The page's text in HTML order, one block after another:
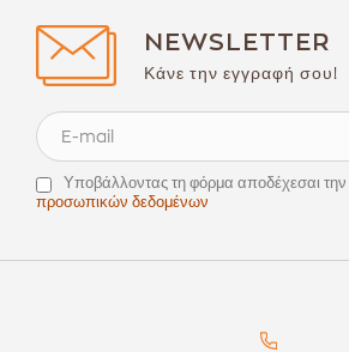
NEWSLETTER
Κάνε την εγγραφή σου!
Υποβάλλοντας τη φόρμα αποδέχεσαι την
προσωπικών δεδομένων